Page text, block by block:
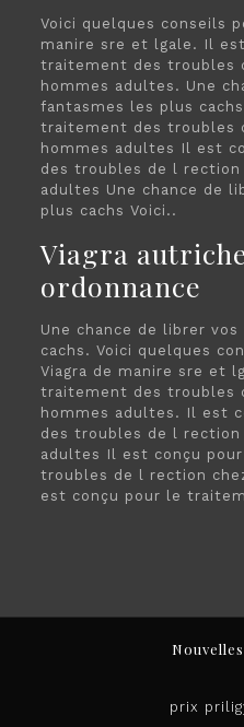
Voici quelques conseils
manire sre et lgale. Il
traitement des troubles
hommes adultes. Une
fantasmes les plus
traitement des troubles
hommes adultes Il est
des troubles de l rection
adultes Une chance de
plus cachs Voici..
Viagra
ordonnance
Une chance de librer
cachs. Voici quelques
Viagra de manire sre et
traitement des troubles
hommes adultes. Il est
des troubles de l rection
adultes Il est conçu
troubles de l rection
est conçu pour le
prix